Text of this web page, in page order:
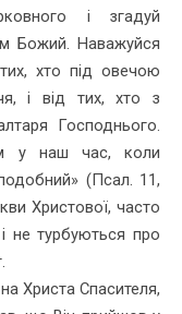
і згадуй
Божий. Наважуйся
хто під овечою
і від тих, хто з
Господнього.
у наш час, коли
(Псал. 11,
Христової, часто
не турбуються про
Христа Спасителя,